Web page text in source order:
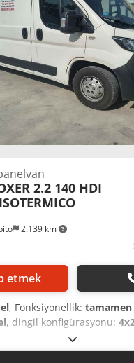
2.139 km
2.2 140 HDI
etmek
, Fonksiyonellik:
, dingil konfigürasyonu:
, süspansiyon:
genişlik:2.050 mm,